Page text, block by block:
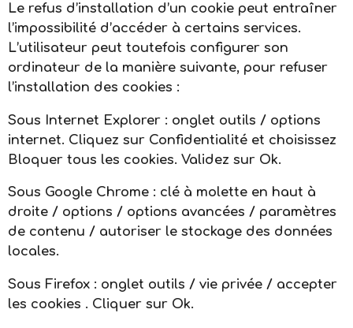
Le refus d’installation d’un cookie peut entraîner
l’impossibilité d’accéder à certains services.
L’utilisateur peut toutefois configurer son
ordinateur de la manière suivante, pour refuser
l’installation des cookies :
Sous Internet Explorer : onglet outils / options
internet. Cliquez sur Confidentialité et choisissez
Bloquer tous les cookies. Validez sur Ok.
Sous Google Chrome : clé à molette en haut à
droite / options / options avancées / paramètres
de contenu / autoriser le stockage des données
locales.
Sous Firefox : onglet outils / vie privée / accepter
les cookies . Cliquer sur Ok.